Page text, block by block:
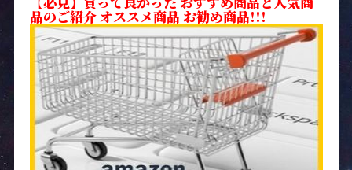
品のご紹介 オススメ商品 お勧め商品!!!